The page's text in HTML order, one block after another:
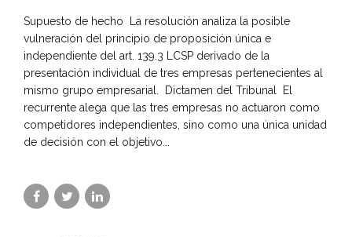
Supuesto de hecho La resolución analiza la posible
vulneración del principio de proposición única e
independiente del art. 139.3 LCSP derivado de la
presentación individual de tres empresas pertenecientes al
mismo grupo empresarial. Dictamen del Tribunal El
recurrente alega que las tres empresas no actuaron como
competidores independientes, sino como una única unidad
de decisión con el objetivo...